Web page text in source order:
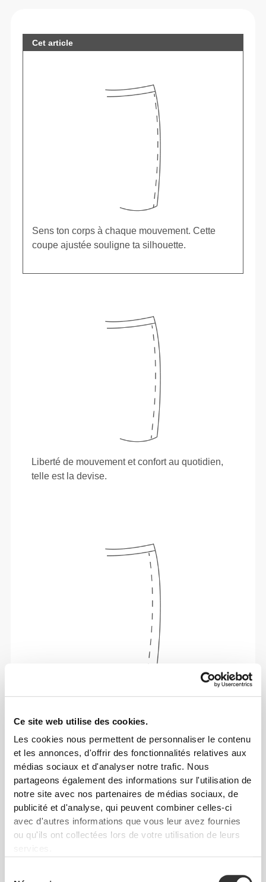
Ce site web utilise des cookies.
Les cookies nous permettent de personnaliser le contenu
et les annonces, d'offrir des fonctionnalités relatives aux
médias sociaux et d'analyser notre trafic. Nous
partageons également des informations sur l'utilisation de
notre site avec nos partenaires de médias sociaux, de
publicité et d'analyse, qui peuvent combiner celles-ci
avec d'autres informations que vous leur avez fournies
ou qu'ils ont collectées lors de votre utilisation de leurs
services.
Cet article
Sens ton corps à chaque mouvement. Cette
coupe ajustée souligne ta silhouette.
Liberté de mouvement et confort au quotidien,
telle est la devise.
TAILLE RECOMMANDÉE EN FONCTION DE
TES MENSURATIONS
TAILLE
TAILLE
(cm)/(in)
(cm)/(in)
ENTRE-
JAMBE
l'entrejambe à
l'ourlet